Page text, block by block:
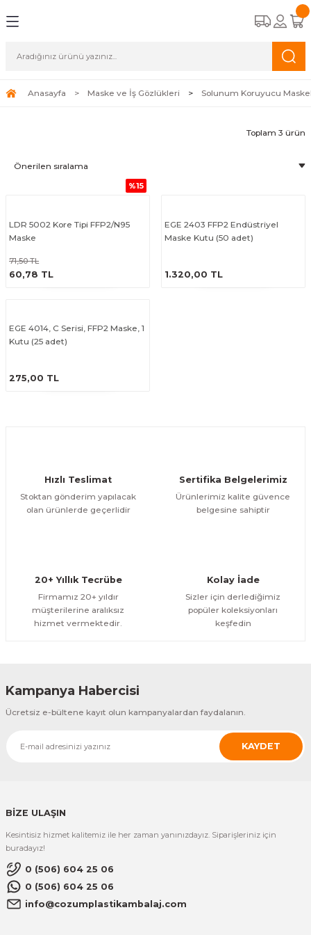
Gözlükleri
Maskeler
Solunum Koruyucu
FFP2/N95 Maskeler
Anasayfa Maske ve İş Gözlükleri Solunum Koruyucu
Toplam 3 ürün
%15
LDR 5002 Kore Tipi FFP2/N95
Maske
71,50 TL
60,78 TL
EGE 2403 FFP2 Endüstriyel
Maske Kutu (50 adet)
1.320,00 TL
EGE 4014, C Serisi, FFP2 Maske, 1
Kutu (25 adet)
275,00 TL
Hızlı Teslimat
Stoktan gönderim yapılacak
olan ürünlerde geçerlidir
Sertifika Belgelerimiz
Ürünlerimiz kalite güvence
belgesine sahiptir
20+ Yıllık Tecrübe
Firmamız 20+ yıldır
müşterilerine aralıksız
hizmet vermektedir.
Kolay İade
Sizler için derlediğimiz
popüler koleksiyonları
keşfedin
Kampanya Habercisi
Ücretsiz e-bültene kayıt olun kampanyalardan faydalanın.
KAYDET
BİZE ULAŞIN
Kesintisiz hizmet kalitemiz ile her zaman yanınızdayız. Siparişleriniz için
buradayız!
0 (506) 604 25 06
0 (506) 604 25 06
info@cozumplastikambalaj.com